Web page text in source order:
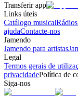
Transferir app
Links úteis
Catálogo musical
ajudaContacte-nos
Jamendo
Jamendo para artistas
Legal
Termos gerais de
privacidadePolítica de
Siga-nos